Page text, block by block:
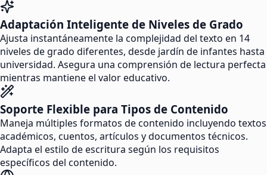
Adaptación Inteligente de Niveles de Grado
Ajusta instantáneamente la complejidad del texto en 14
niveles de grado diferentes, desde jardín de infantes hasta
universidad. Asegura una comprensión de lectura perfecta
mientras mantiene el valor educativo.
Soporte Flexible para Tipos de Contenido
Maneja múltiples formatos de contenido incluyendo textos
académicos, cuentos, artículos y documentos técnicos.
Adapta el estilo de escritura según los requisitos
específicos del contenido.